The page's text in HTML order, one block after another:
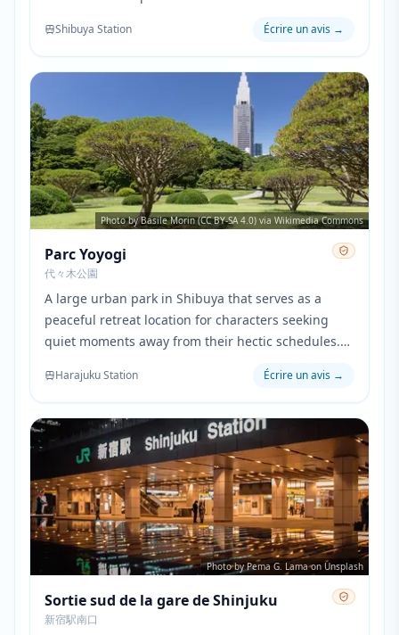
existing alongside it.
Shibuya Station Écrire un avis →
Photo by Basile Morin (CC BY-SA 4.0) via Wikimedia Commons
Parc Yoyogi
代々木公園
A large urban park in Shibuya that serves as a
peaceful retreat location for characters seeking
quiet moments away from their hectic schedules.
provide a natural contrast to the urban settings
throughout the series.
Harajuku Station Écrire un avis →
Photo by Pema G. Lama on Unsplash
Sortie sud de la gare de Shinjuku
新宿駅南口